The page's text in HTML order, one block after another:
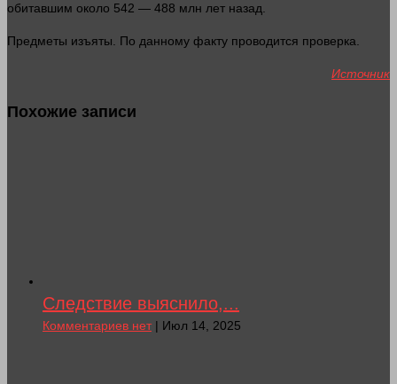
обитавшим около 542 — 488 млн лет назад.
Предметы изъяты. По данному факту проводится проверка.
Источник
Похожие записи
Следствие выяснило,...
Комментариев нет| Июл 14, 2025